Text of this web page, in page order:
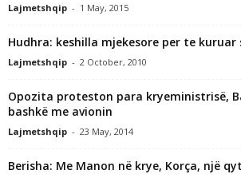
Lajmetshqip - 1 May, 2015
Hudhra: keshilla mjekesore per te kuruar
Lajmetshqip - 2 October, 2010
Opozita proteston para kryeministrisë,
bashkë me avionin
Lajmetshqip - 23 May, 2014
Berisha: Me Manon në krye, Korça, një